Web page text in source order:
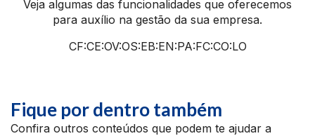
Veja algumas das funcionalidades que oferecemos
para auxílio na gestão da sua empresa.
CF:CE:OV:OS:EB:EN:PA:FC:CO:LO
Fique por dentro também
Confira outros conteúdos que podem te ajudar a